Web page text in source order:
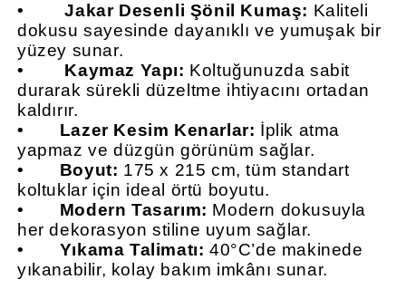
• Jakar Desenli Şönil Kumaş: Kaliteli
dokusu sayesinde dayanıklı ve yumuşak bir
yüzey sunar.
•
Kaymaz Yapı: Koltuğunuzda sabit
durarak sürekli düzeltme ihtiyacını ortadan
kaldırır.
•
Lazer Kesim Kenarlar: İplik atma
yapmaz ve düzgün görünüm sağlar.
•
Boyut: 175 x 215 cm, tüm standart
koltuklar için ideal örtü boyutu.
•
Modern Tasarım: Modern dokusuyla
her dekorasyon stiline uyum sağlar.
•
Yıkama Talimatı: 40°C’de makinede
yıkanabilir, kolay bakım imkânı sunar.